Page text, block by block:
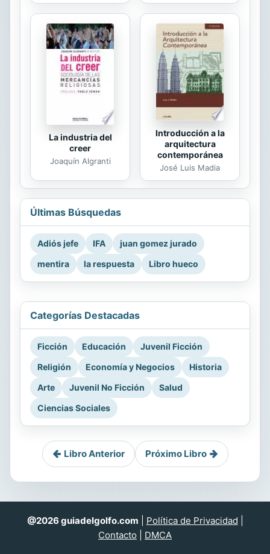
La industria del
creer
Joaquín Algranti
Introducción a la
arquitectura
contemporánea
José Luis Madia
Últimas Búsquedas
Adiós jefe IFA
juan gomez jurado
mentira
la respuesta Libro hueco
Categorías Destacadas
Ficción Educación
Juvenil Ficción
Religión
Economía y Negocios
Historia
Arte
Juvenil No Ficción
Salud
Ciencias Sociales
Libro Anterior Próximo Libro
@2026 guiadelgolfo.com Política de Privacidad
Contacto
DMCA